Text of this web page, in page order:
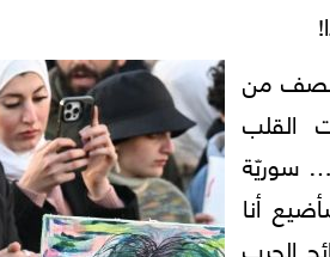
ونصف من
القلب
سوريّة
أنا